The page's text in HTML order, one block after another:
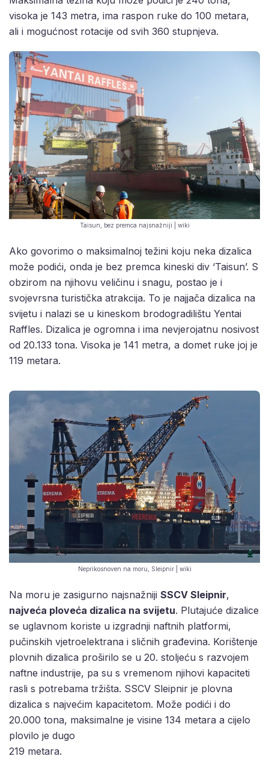
visoka je 143 metra, ima raspon ruke do 100 metara,
ali i mogućnost rotacije od svih 360 stupnjeva.
Taisun, bez premca najsnažniji | wiki
Ako govorimo o maksimalnoj težini koju neka dizalica
može podići, onda je bez premca kineski div ‘Taisun’. S
obzirom na njihovu veličinu i snagu, postao je i
svojevrsna turistička atrakcija. To je najjača dizalica na
svijetu i nalazi se u kineskom brodogradilištu Yentai
Raffles. Dizalica je ogromna i ima nevjerojatnu nosivost
od 20.133 tona. Visoka je 141 metra, a domet ruke joj je
119 metara.
Neprikosnoven na moru, Sleipnir | wiki
Na moru je zasigurno najsnažniji SSCV Sleipnir,
najveća ploveća dizalica na svijetu. Plutajuće dizalice
se uglavnom koriste u izgradnji naftnih platformi,
pučinskih vjetroelektrana i sličnih građevina. Korištenje
plovnih dizalica proširilo se u 20. stoljeću s razvojem
naftne industrije, pa su s vremenom njihovi kapaciteti
rasli s potrebama tržišta. SSCV Sleipnir je plovna
dizalica s najvećim kapacitetom. Može podići i do
20.000 tona, maksimalne je visine 134 metara a cijelo
plovilo je dugo
219 metara.